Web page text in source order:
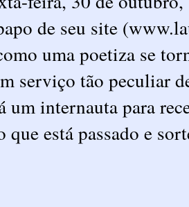
de seu site
uma poetiza se
serviço tão peculiar
um internauta para
que está passado e